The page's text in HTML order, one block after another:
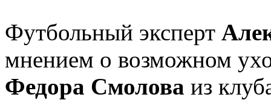
Футбольный эксперт
мнением о возможном
Федора Смолова из